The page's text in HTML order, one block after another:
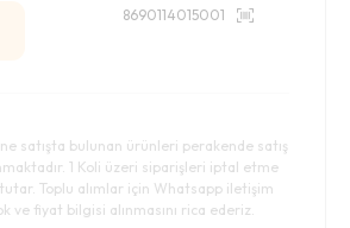
8690114015001
satışta bulunan ürünleri perakende satış
1 Koli üzeri siparişleri iptal etme
tutar. Toplu alımlar için Whatsapp iletişim
ve fiyat bilgisi alınmasını rica ederiz.